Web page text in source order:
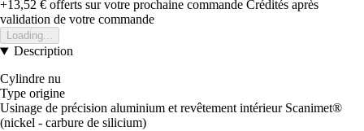
+13,52 € offerts sur votre prochaine commande Crédités après
validation de votre commande
Loading...
Description
Cylindre nu
Type origine
Usinage de précision aluminium et revêtement intérieur Scanimet®
(nickel - carbure de silicium)